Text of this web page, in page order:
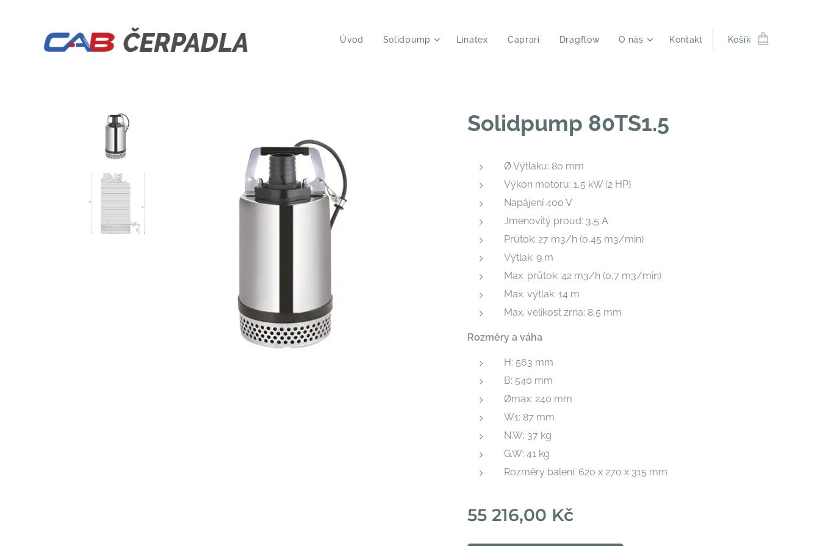
Úvod Solidpump Linatex Caprari Dragflow O nás Kontakt Košík
Solidpump 80TS1.5
Ø Výtlaku: 80 mm
Výkon motoru: 1,5 kW (2 HP)
Napájení 400 V
Jmenovitý proud: 3,5 A
Průtok: 27 m3/h (0,45 m3/min)
Výtlak: 9 m
Max. průtok: 42 m3/h (0,7 m3/min)
Max. výtlak: 14 m
Max. velikost zrna: 8,5 mm
Rozměry a váha
H: 563 mm
B: 540 mm
Ømax: 240 mm
W1: 87 mm
N.W: 37 kg
G.W: 41 kg
Rozměry balení: 620 x 270 x 315 mm
55 216,00 Kč